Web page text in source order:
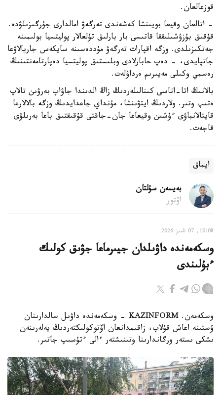
قوزعالعان.
- اتالعان وقيعا بويىنشا كەشەندى تەرگەۋ امالدارى جۇرگىزىلۋدە.
قۇقىق بۇزۋشىلىققا قاتىسى بار بارلىق تۇلعالار پوليتسيا بولىمىنە
جەتكىزىلدى. وزگە اقپارات تەرگەۋ مۇددەسىنە سايكەس جاريالاۋعا
جاتپايدى، - دەپ حابارلادى وبلىستىق پوليتسيا دەپارتامەنتىنىڭ
رەسمي وكىلى مەيىرىم ەرداۋلەت.
بالانىڭ اتا-اناسى كىنالىلەردىڭ زاڭ الدىندا جاۋاپ بەرۋىن تالاپ
ەتىپ وتىر. ولاردىڭ ايتۋىنشا، مۇنداي جاعدايدىڭ وزگە بالالارعا
قايتالانباۋى ءۇشىن وقيعاعا جان-جاقتى قۇقىقتىق باعا بەرىلۋى
قاجەت.
ايماق
بەيسەن سۇلتان
اۆتور
10:08, 07 تامىز 2026
وسكەمەندە داۋىلدان جيىرماعا جۋىق كولىك
ءبۇلىندى
وسكەمەن. KAZINFORM - وسكەمەندە داۋىل سالدارىنان
ۇستىنە اعاش قۇلاپ، زاقىمدانعان اۆتوكولىكتەردىڭ يەلەرىنەن
ىشكى ىستەر ورگاندارىنا وتىنىشتەر ءالى ءتۇسىپ جاتىر.